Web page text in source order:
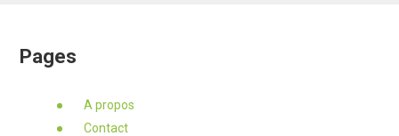
Pages
A propos
Contact